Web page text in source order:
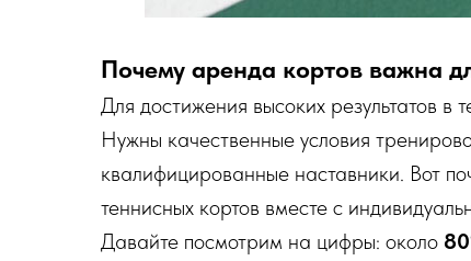
Почему аренда кортов важна
Для достижения высоких результатов в
Нужны качественные условия
квалифицированные наставники. Вот
теннисных кортов вместе с
Давайте посмотрим на цифры: около